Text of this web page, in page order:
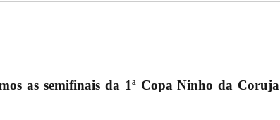
as semifinais da 1ª Copa Ninho da Coruja